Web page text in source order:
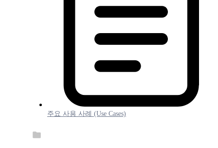
주요 사용 사례 (Use Cases)